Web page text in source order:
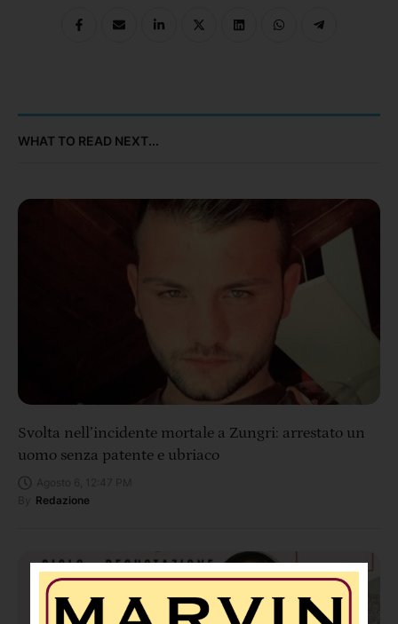
WHAT TO READ NEXT...
Svolta nell’incidente mortale a Zungri: arrestato un
uomo senza patente e ubriaco
Redazione